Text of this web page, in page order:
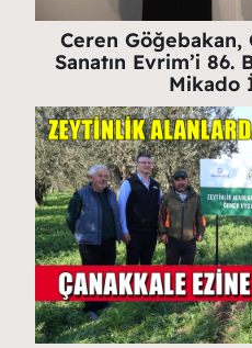
Ceren Göğebakan,
Sanatın Evrim’i 86.
Mikado